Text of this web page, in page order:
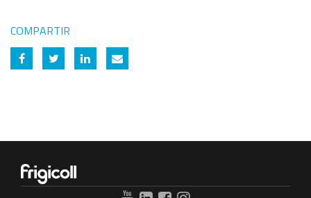
COMPARTIR
Share on Facebook
Share on Twitter
Share on Linkedin
Share by email